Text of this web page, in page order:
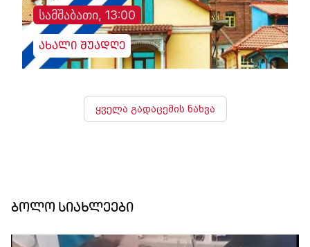
სამშაბათი, 13:00
ახალი შუადღე
ყველა გადაცემის ნახვა
ბოლო სიახლეები